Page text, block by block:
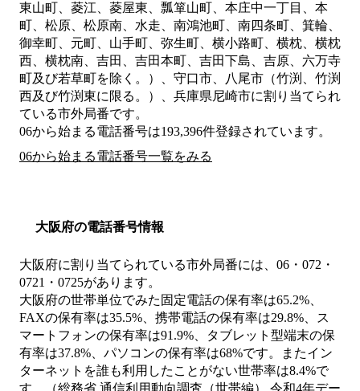
東山町、菱江、菱屋東、瓢箪山町、本庄中一丁目、本
町、松原、松原南、水走、南鴻池町、南四条町、箕輪、
御幸町、元町、山手町、弥生町、横小路町、横枕、横枕
西、横枕南、吉田、吉田本町、吉田下島、吉原、六万寺
町及び若草町を除く。）、守口市、八尾市（竹渕、竹渕
西及び竹渕東に限る。）、兵庫県尼崎市に割り当てられ
ている市外局番です。
06から始まる電話番号は193,396件登録されています。
06から始まる電話番号一覧をみる
大阪府の電話番号情報
大阪府に割り当てられている市外局番には、06・072・
0721・0725があります。
大阪府の世帯単位でみた固定電話の保有率は65.2%、
FAXの保有率は35.5%、携帯電話の保有率は29.8%、ス
マートフォンの保有率は91.9%、タブレット型端末の保
有率は37.8%、パソコンの保有率は68%です。またイン
ターネットを誰も利用したことがない世帯率は8.4%で